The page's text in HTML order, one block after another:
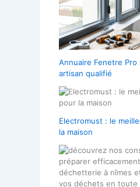
Annuaire Fenetre
artisan qualifié
Electromust : le
la maison